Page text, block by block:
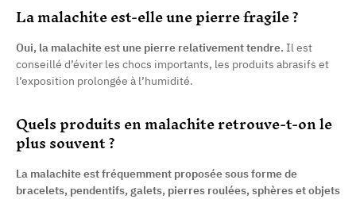
La malachite est-elle une pierre fragile ?
Oui, la malachite est une pierre relativement tendre. Il est
conseillé d’éviter les chocs importants, les produits abrasifs et
l’exposition prolongée à l’humidité.
Quels produits en malachite retrouve-t-on le
plus souvent ?
La malachite est fréquemment proposée sous forme de
bracelets, pendentifs, galets, pierres roulées, sphères et objets